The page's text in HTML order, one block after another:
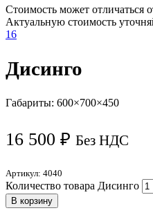
Стоимость может отличаться
Актуальную стоимость
16
Дисинго
Габариты: 600×700×450
16 500 ₽ Без НДС
Артикул: 4040
Количество товара Дисинго
В корзину